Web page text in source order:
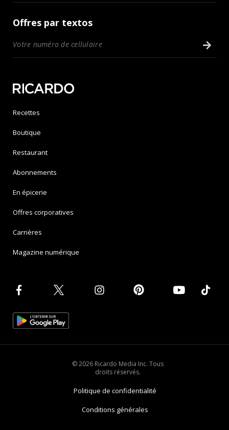
Offres par textos
Recettes
Boutique
Restaurant
Abonnements
En épicerie
Offres corporatives
Carrières
Magazine numérique
© 2026 Ricardo Media Inc. Tous
droits réservés.
Politique de confidentialité
Conditions générales